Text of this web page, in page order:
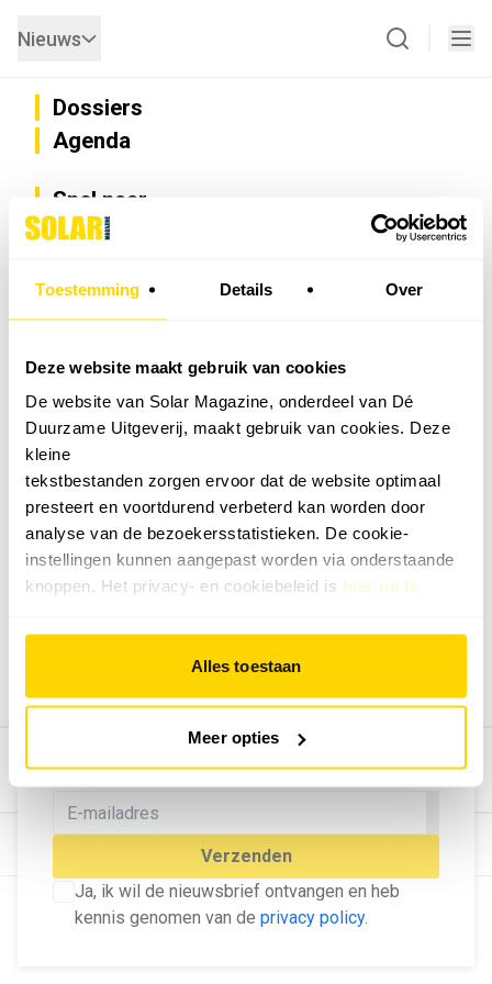
Toestemming Details Over
Deze website maakt gebruik van cookies
De website van Solar Magazine, onderdeel van Dé
Duurzame Uitgeverij, maakt gebruik van cookies. Deze
kleine
tekstbestanden zorgen ervoor dat de website optimaal
presteert en voortdurend verbeterd kan worden door
analyse van de bezoekersstatistieken. De cookie-
instellingen kunnen aangepast worden via onderstaande
knoppen. Het privacy- en cookiebeleid is hier na te
Alles toestaan
Meer opties
MELD U AAN VOOR ONZE
NIEUWSBRIEF
Blijf op de hoogte van het laatste nieuws!
Verzenden
Ja, ik wil de nieuwsbrief ontvangen en heb
kennis genomen van de privacy policy.
Nieuws
Dossiers
Agenda
Snel naar
Privacy
Nieuwsbrief
Vacatures
Installateurzoeker
Cookievoorkeuren wijzigen
English
Geef ons feedback
Vertel ons wat je van onze website vindt.
Tip de redactie
Bekijk hier de mogelijkheden.
© Dé Duurzame Uitgeverij